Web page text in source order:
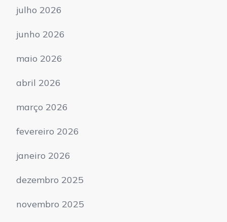
julho 2026
junho 2026
maio 2026
abril 2026
março 2026
fevereiro 2026
janeiro 2026
dezembro 2025
novembro 2025